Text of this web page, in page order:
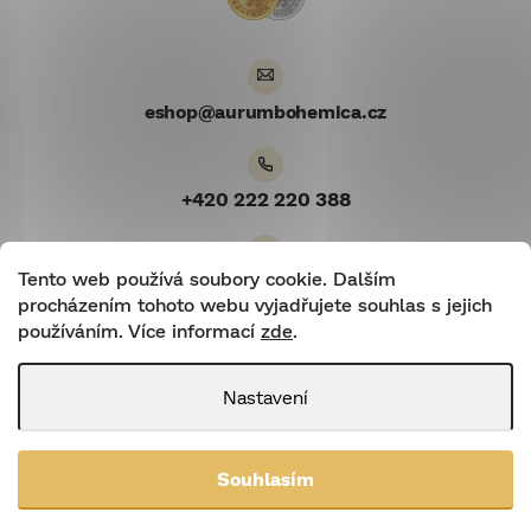
Tento web používá soubory cookie. Dalším
procházením tohoto webu vyjadřujete souhlas s jejich
používáním. Více informací zde.
Nastavení
Souhlasím
eshop@aurumbohemica.cz
+420 222 220 388
Youtube
Aurum Bohemica. Všechna práva vyhrazena.
nastavení cookies Upravit nastavení cookies